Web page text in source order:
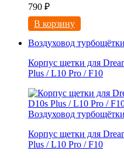
790 ₽
В корзину
Воздуховод турбощётки
Корпус щетки для
Plus / L10 Pro / F10
Воздуховод турбощётки
Корпус щетки для
Plus / L10 Pro / F10